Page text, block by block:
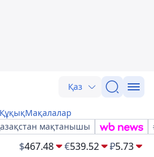
Қаз
ҚұқықМақалалар
мақтанышы
$467.48 €539.52 ₽5.73